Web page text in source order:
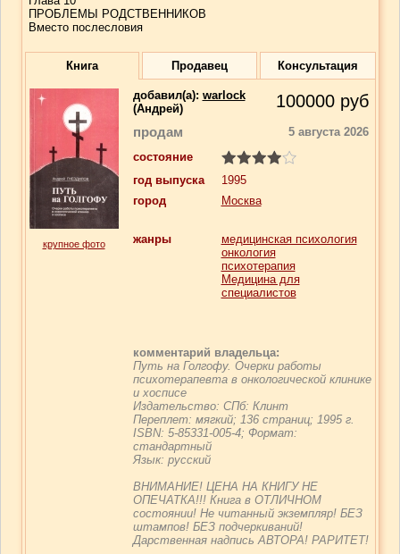
ПРОБЛЕМЫ РОДСТВЕННИКОВ
Вместо послесловия
Книга Продавец Консультация
крупное фото
добавил(a): warlock
(Андрей)
100000 руб
продам
5 августа 2026
состояние
год выпуска
1995
город
Москва
жанры
медицинская психология
онкология
психотерапия
Медицина для
специалистов
комментарий владельца:
Путь на Голгофу. Очерки работы
психотерапевта в онкологической клинике
и хосписе
Издательство: СПб: Клинт
Переплет: мягкий; 136 страниц; 1995 г.
ISBN: 5-85331-005-4; Формат:
стандартный
Язык: русский
ВНИМАНИЕ! ЦЕНА НА КНИГУ НЕ
ОПЕЧАТКА!!! Книга в ОТЛИЧНОМ
состоянии! Не читанный экземпляр! БЕЗ
штампов! БЕЗ подчеркиваний!
Дарственная надпись АВТОРА! РАРИТЕТ!